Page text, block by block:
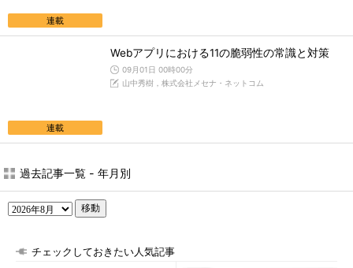
連載
連載
Webアプリにおける11の脆弱性の常識と対策
09月01日 00時00分
山中秀樹，株式会社メセナ・ネットコム
過去記事一覧 - 年月別
移動
チェックしておきたい人気記事